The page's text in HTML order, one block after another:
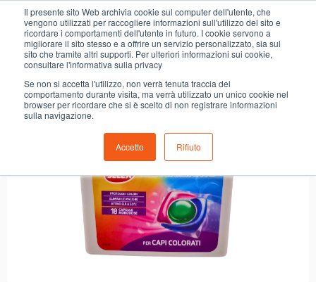
Il presente sito Web archivia cookie sul computer dell'utente, che
vengono utilizzati per raccogliere informazioni sull'utilizzo del sito e
ricordare i comportamenti dell'utente in futuro. I cookie servono a
migliorare il sito stesso e a offrire un servizio personalizzato, sia sul
sito che tramite altri supporti. Per ulteriori informazioni sui cookie,
consultare l'informativa sulla privacy
Se non si accetta l'utilizzo, non verrà tenuta traccia del
comportamento durante visita, ma verrà utilizzato un unico cookie nel
browser per ricordare che si è scelto di non registrare informazioni
sulla navigazione.
Accetto Rifiuto
18 CAPS LAVATR.MULTIAZ.CAPI COL.C.BELLA